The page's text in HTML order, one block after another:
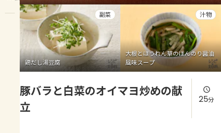
トーク
よくあるお問い合わせ
お買い物
AJINOMOTO PARK とは
鶏だし湯豆腐
副菜
大根とほうれん草のほんのり醤油
風味スープ
汁物
豚バラと白菜のオイマヨ炒めの献
立
25分